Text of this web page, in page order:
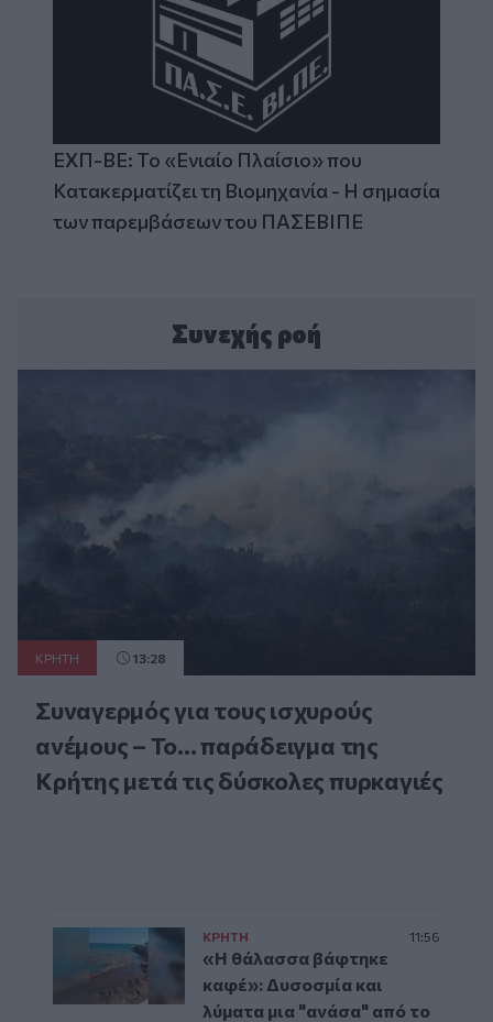
ΕΧΠ-ΒΕ: Το «Ενιαίο Πλαίσιο» που
Κατακερματίζει τη Βιομηχανία - Η σημασία
των παρεμβάσεων του ΠΑΣΕΒΙΠΕ
Συνεχής ροή
ΚΡΗΤΗ 13:28
Συναγερμός για τους ισχυρούς
ανέμους – Το... παράδειγμα της
Κρήτης μετά τις δύσκολες πυρκαγιές
ΚΡΗΤΗ 11:56
«Η θάλασσα βάφτηκε
καφέ»: Δυσοσμία και
λύματα μια "ανάσα" από το